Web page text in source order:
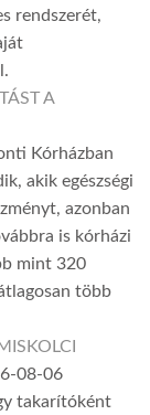
rendszerét,
A
Kórházban
akik egészségi
azonban
is kórházi
mint 320
több
08-06
takarítóként